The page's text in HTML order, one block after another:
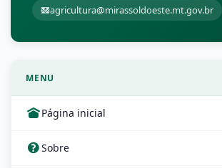
agricultura@mirassoldoeste.mt.gov.br
MENU
Página inicial
Sobre